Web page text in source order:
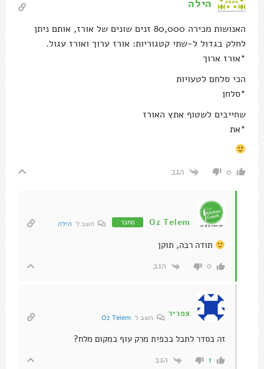
הילה
האנושות מכירה 80,000 זנים שונים של אורז, אותם ניתן
לחלק בגדול ל-שתי קטגוריות: אורז ערוך ואורז עגול.
*אורז ארוך
הכי סלחם לטעויות
*סלחן
שחייבים לשטוף אתץ האורז
*את
0 הגב
Oz Telem מחבר השב ל הילה
תודה רבה, תוקן
0 הגב
צפריר השב לOz Telem
זה בסדר לתבל בכפית מרק עוף במקום מלח?
1 הגב